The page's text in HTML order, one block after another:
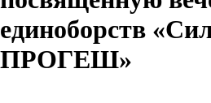
единоборств
ПРОГЕШ»